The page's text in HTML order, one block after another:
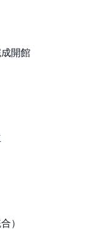
設立
ター完成開館
グ協会設立
開館
学校に統合）